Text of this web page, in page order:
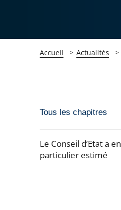
Accueil Actualités
Passer
navigation
de
Tous les chapitres
Le Conseil d’Etat a en
particulier estimé